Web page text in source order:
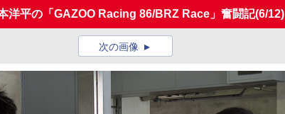
洋平の「GAZOO Racing 86/BRZ Race」奮闘記(6/12)
次の画像